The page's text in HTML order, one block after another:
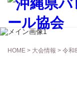
HOME > 大会情報 > 令和